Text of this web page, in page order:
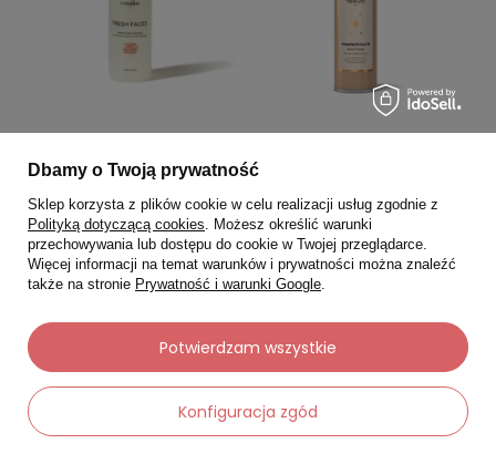
RESIBO
RESIBO Fresh Faced
Aksamitna pianka
oczyszczająca 150ml
5.0
34,30 zł
+
RESIBO GLOW Mastertouch
rozświetlający balsam do
ciała 100 ml
4.0
Najniższa cena:
-
Dbamy o Twoją prywatność
Sklep korzysta z plików cookie w celu realizacji usług zgodnie z
Polityką dotyczącą cookies. Możesz określić warunki
przechowywania lub dostępu do cookie w Twojej przeglądarce.
Więcej informacji na temat warunków i prywatności można znaleźć
także na stronie Prywatność i warunki Google.
Konfiguracja zgód
Potwierdzam wszystkie